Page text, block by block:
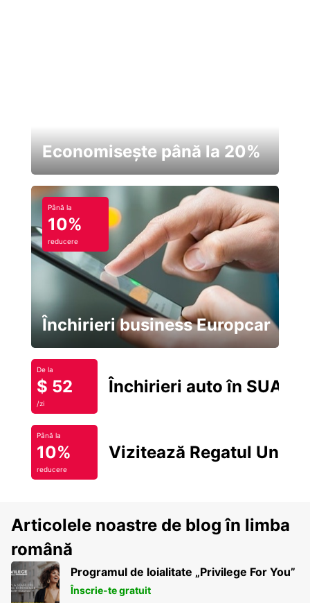
Economisește până la 20%
Până la
10%
reducere
Închirieri business Europcar
De la
$ 52
/zi
Închirieri auto în SUA
Până la
10%
reducere
Vizitează Regatul Unit
Articolele noastre de blog în limba
română
Programul de loialitate „Privilege For You”
Înscrie-te gratuit